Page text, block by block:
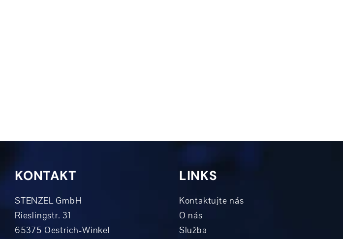
KONTAKT
STENZEL GmbH
Rieslingstr. 31
65375 Oestrich-Winkel
LINKS
Kontaktujte nás
O nás
Služba